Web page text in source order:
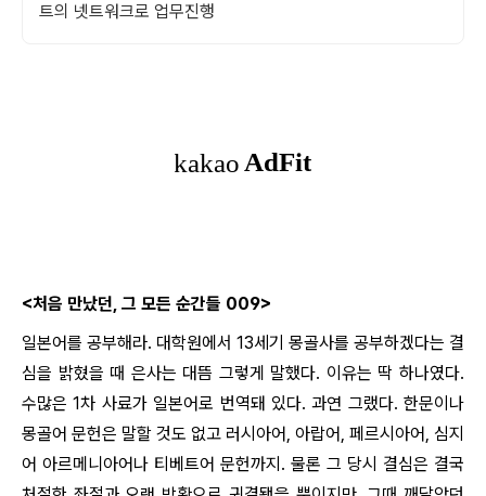
트의 넷트워크로 업무진행
<처음 만났던, 그 모든 순간들 009>
일본어를 공부해라. 대학원에서 13세기 몽골사를 공부하겠다는 결
심을 밝혔을 때 은사는 대뜸 그렇게 말했다. 이유는 딱 하나였다.
수많은 1차 사료가 일본어로 번역돼 있다. 과연 그랬다. 한문이나
몽골어 문헌은 말할 것도 없고 러시아어, 아랍어, 페르시아어, 심지
어 아르메니아어나 티베트어 문헌까지. 물론 그 당시 결심은 결국